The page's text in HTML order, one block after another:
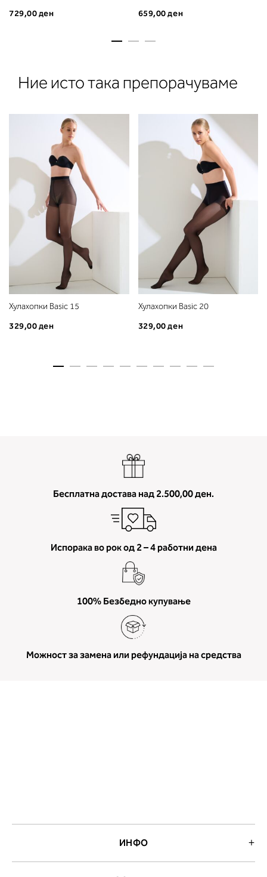
729,00 ден
659,00 ден
Ние исто така препорачуваме
Хулахопки Basic 15
329,00 ден
Хулахопки Basic 20
329,00 ден
Бесплатна достава над 2.500,00 ден.
Испорака во рок од 2 – 4 работни дена
100% Безбедно купување
Можност за замена или рефундација на средства
ИНФО
2. Обем на градите
Измерете го обемот на градите.
Ставете ја мерната лента преку
грбот на ниво на задното
преку градите, на ниво на
брадавиците - до
прочитате која длабочина на
колоната што сте ја одредиле со